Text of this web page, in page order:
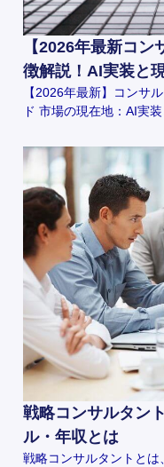
【2026年最新コ
徴解説！AI実装と
【2026年最新】コンサ
ド 市場の現在地：AI実
戦略コンサルタン
ル・年収とは
戦略コンサルタントと